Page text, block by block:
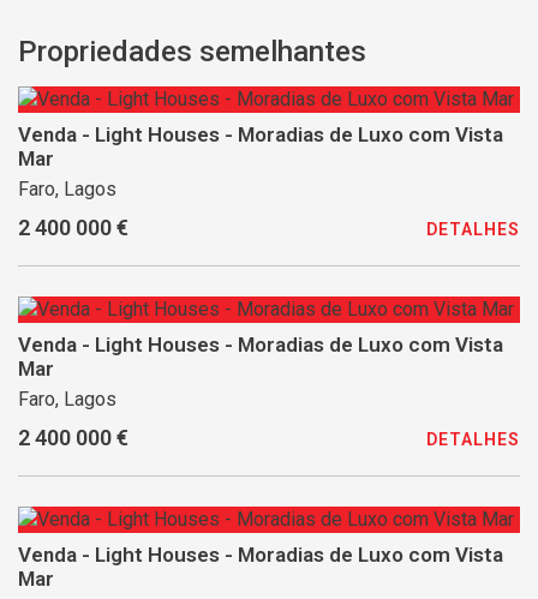
Propriedades semelhantes
Venda - Light Houses - Moradias de Luxo com Vista
Mar
Faro, Lagos
2 400 000 € DETALHES
Venda - Light Houses - Moradias de Luxo com Vista
Mar
Faro, Lagos
2 400 000 € DETALHES
Venda - Light Houses - Moradias de Luxo com Vista
Mar